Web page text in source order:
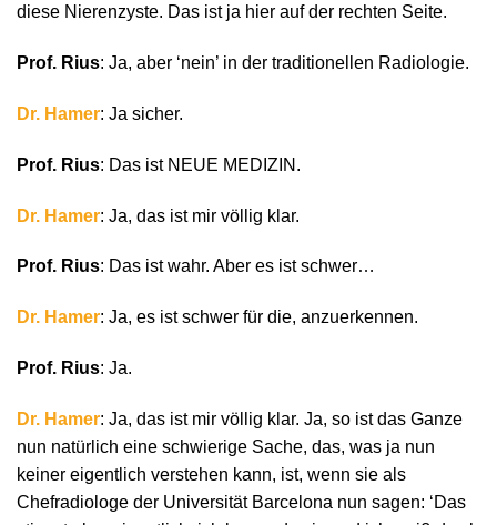
diese Nierenzyste. Das ist ja hier auf der rechten Seite.
Prof. Rius: Ja, aber ‘nein’ in der traditionellen Radiologie.
Dr. Hamer: Ja sicher.
Prof. Rius: Das ist NEUE MEDIZIN.
Dr. Hamer: Ja, das ist mir völlig klar.
Prof. Rius: Das ist wahr. Aber es ist schwer…
Dr. Hamer: Ja, es ist schwer für die, anzuerkennen.
Prof. Rius: Ja.
Dr. Hamer: Ja, das ist mir völlig klar. Ja, so ist das Ganze
nun natürlich eine schwierige Sache, das, was ja nun
keiner eigentlich verstehen kann, ist, wenn sie als
Chefradiologe der Universität Barcelona nun sagen: ‘Das